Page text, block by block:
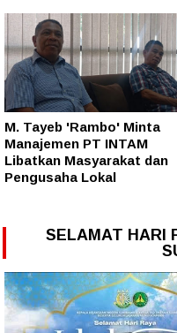
M. Tayeb 'Rambo' Minta
Manajemen PT INTAM
Libatkan Masyarakat dan
Pengusaha Lokal
SELAMAT HARI